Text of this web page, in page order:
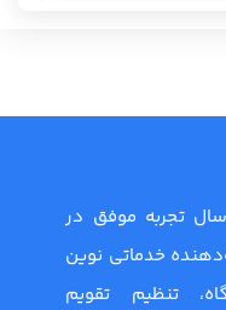
شرکت نمایشگاه سازان با بیش از 15 سال تجربه موفق در
خدماتی نوین
تنظیم تقویم